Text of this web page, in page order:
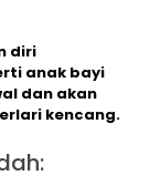
diri
anak bayi
dan akan
kencang.